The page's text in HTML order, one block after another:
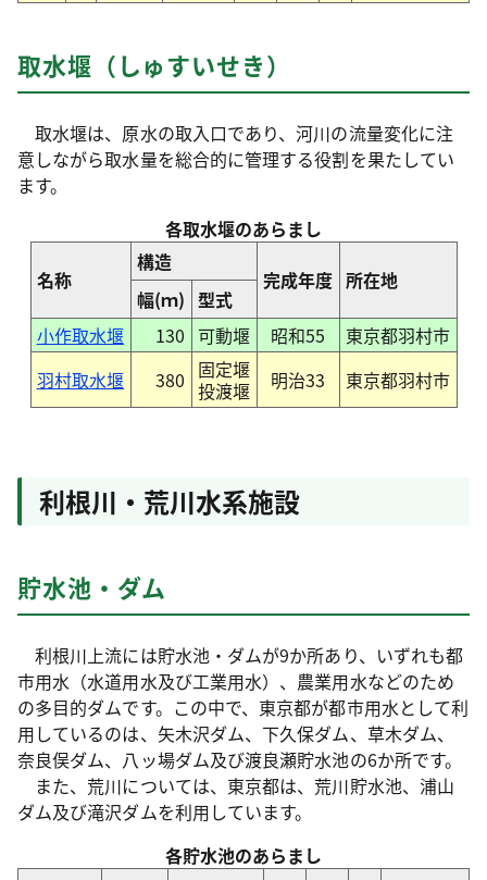
取水堰 （しゅすいせき）
取水堰は、原水の取入口であり、河川の流量変化に注
意しながら取水量を総合的に管理する役割を果たしてい
ます。
各取水堰のあらまし
名称
構造
完成年度 所在地
幅(ｍ) 型式
小作取水堰
130 可動堰 昭和55
東京都羽村市
羽村取水堰
380 固定堰
投渡堰
明治33 東京都羽村市
利根川・荒川水系施設
貯水池・ダム
利根川上流には貯水池・ダムが9か所あり、いずれも都
市用水（水道用水及び工業用水）、農業用水などのため
の多目的ダムです。この中で、東京都が都市用水として利
用しているのは、矢木沢ダム、下久保ダム、草木ダム、
奈良俣ダム、八ッ場ダム及び渡良瀬貯水池の6か所です。
また、荒川については、東京都は、荒川貯水池、浦山
ダム及び滝沢ダムを利用しています。
各貯水池のあらまし